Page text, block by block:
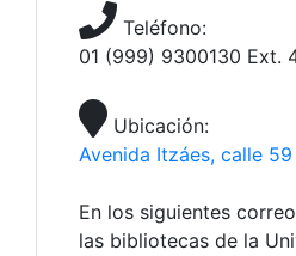
Teléfono:
01 (999) 9300130 Ext.
Ubicación:
Avenida Itzáes, calle
En los siguientes
las bibliotecas de la